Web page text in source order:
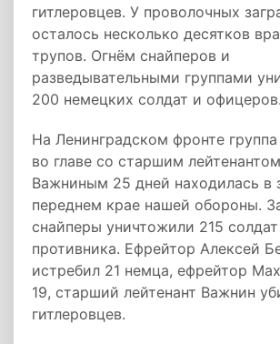
гитлеровцев. У проволочных
осталось несколько десятков
трупов. Огнём снайперов и
разведывательными группами
200 немецких солдат и офицеров.
На Ленинградском фронте
во главе со старшим
Важниным 25 дней находилась в
переднем крае нашей обороны.
снайперы уничтожили 215
противника. Ефрейтор Алексей
истребил 21 немца, ефрейтор
19, старший лейтенант Важнин
гитлеровцев.